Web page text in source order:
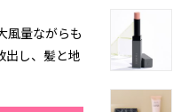
風量ながらも
出し、髪と地